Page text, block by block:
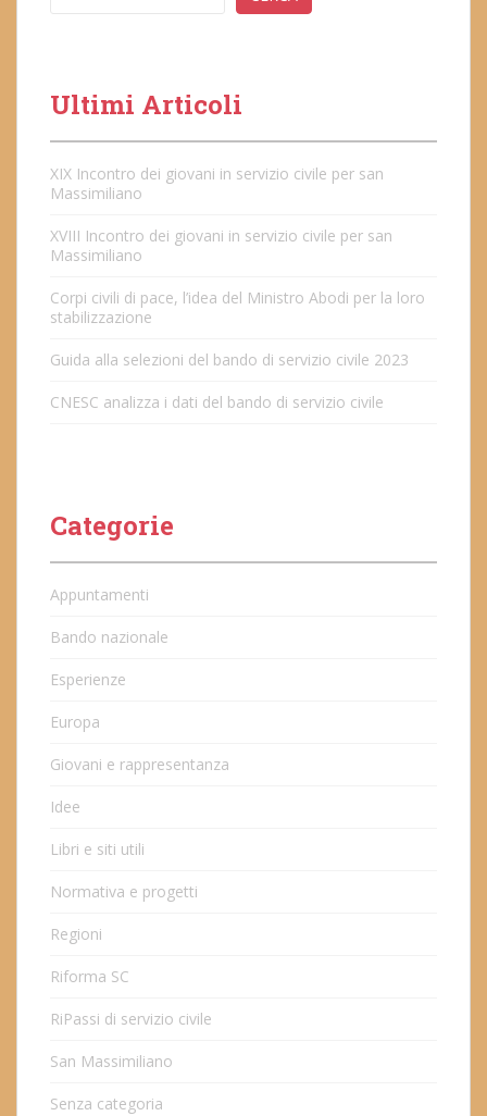
Ultimi Articoli
XIX Incontro dei giovani in servizio civile per san
Massimiliano
XVIII Incontro dei giovani in servizio civile per san
Massimiliano
Corpi civili di pace, l’idea del Ministro Abodi per la loro
stabilizzazione
Guida alla selezioni del bando di servizio civile 2023
CNESC analizza i dati del bando di servizio civile
Categorie
Appuntamenti
Bando nazionale
Esperienze
Europa
Giovani e rappresentanza
Idee
Libri e siti utili
Normativa e progetti
Regioni
Riforma SC
RiPassi di servizio civile
San Massimiliano
Senza categoria